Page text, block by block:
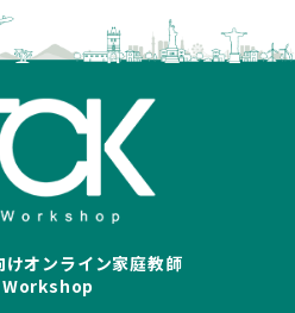
オンライン家庭教師
Workshop